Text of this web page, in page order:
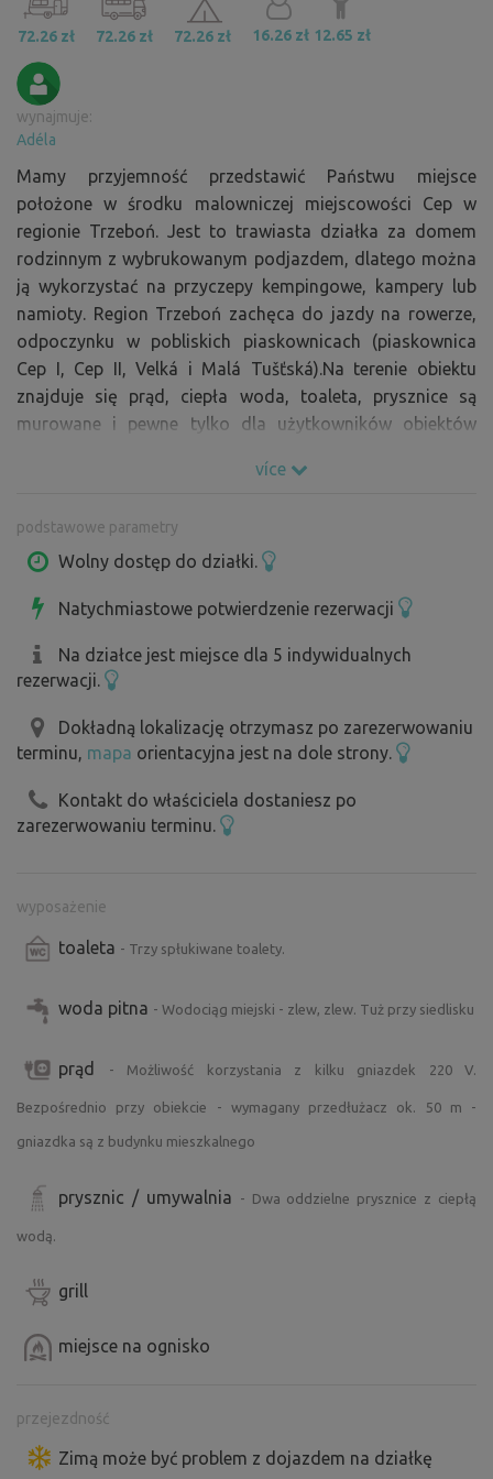
72.26 zł 72.26 zł 72.26 zł 16.26 zł 12.65 zł
wynajmuje:
Adéla
Mamy przyjemność przedstawić Państwu miejsce
położone w środku malowniczej miejscowości Cep w
regionie Trzeboń. Jest to trawiasta działka za domem
rodzinnym z wybrukowanym podjazdem, dlatego można
ją wykorzystać na przyczepy kempingowe, kampery lub
namioty. Region Trzeboń zachęca do jazdy na rowerze,
odpoczynku w pobliskich piaskownicach (piaskownica
Cep I, Cep II, Velká i Malá Tušťská).Na terenie obiektu
znajduje się prąd, ciepła woda, toaleta, prysznice są
murowane i pewne tylko dla użytkowników obiektów
ogrodzie). Istnieje również możliwość rozpalenia ogniska,
przechowywania rowerów we wspólnej, zamykanej
przechowalni rowerów. We wsi znajduje się pub, a także
více
podstawowe parametry
Wolny dostęp do działki.
Natychmiastowe potwierdzenie rezerwacji
Na działce jest miejsce dla 5 indywidualnych
rezerwacji.
Dokładną lokalizację otrzymasz po zarezerwowaniu
terminu, mapa orientacyjna jest na dole strony.
Kontakt do właściciela dostaniesz po
zarezerwowaniu terminu.
wyposażenie
toaleta - Trzy spłukiwane toalety.
woda pitna - Wodociąg miejski - zlew, zlew. Tuż przy siedlisku
prąd - Możliwość korzystania z kilku gniazdek 220 V.
Bezpośrednio przy obiekcie - wymagany przedłużacz ok. 50 m -
gniazdka są z budynku mieszkalnego
prysznic / umywalnia - Dwa oddzielne prysznice z ciepłą
wodą.
grill
miejsce na ognisko
przejezdność
Zimą może być problem z dojazdem na działkę